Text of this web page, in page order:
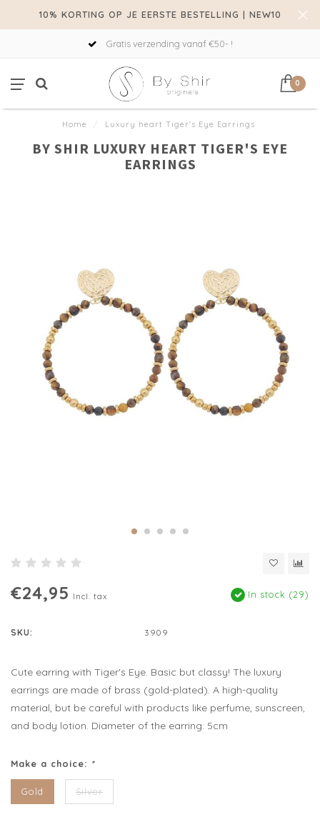
10% KORTING OP JE EERSTE BESTELLING | NEW10
Gratis verzending vanaf €50- !
0
Home / Luxury heart Tiger's Eye Earrings
BY SHIR LUXURY HEART TIGER'S EYE
EARRINGS
€24,95 Incl. tax In stock (29)
SKU: 3909
Cute earring with Tiger's Eye. Basic but classy! The luxury
earrings are made of brass (gold-plated). A high-quality
material, but be careful with products like perfume, sunscreen,
and body lotion. Diameter of the earring: 5cm
Make a choice: *
Gold Silver